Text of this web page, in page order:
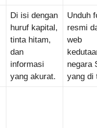
Di isi dengan
huruf kapital,
tinta hitam,
dan
informasi
yang akurat.
Unduh
resmi
web
negara
yang di